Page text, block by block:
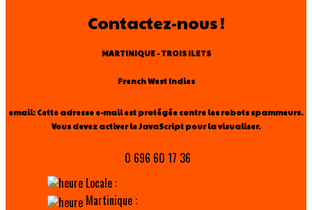
Contactez-nous !
MARTINIQUE - TROIS ILETS
French West Indies
email: Cette adresse e-mail est protégée contre les robots spammeurs.
Vous devez activer le JavaScript pour la visualiser.
0 696 60 17 36
Locale :
Martinique :